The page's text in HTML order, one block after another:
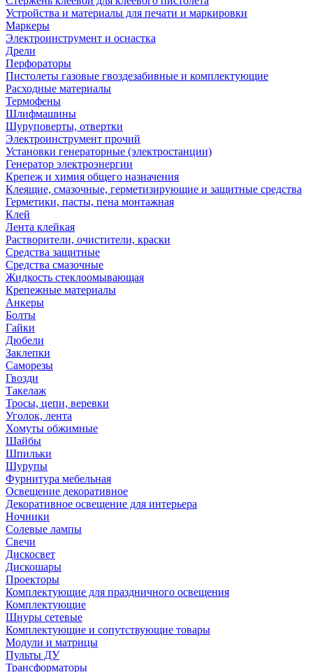
Устройства и материалы для печати и маркировки
Маркеры
Электроинструмент и оснастка
Дрели
Перфораторы
Пистолеты газовые гвоздезабивные и комплектующие
Расходные материалы
Термофены
Шлифмашины
Шуруповерты, отвертки
Электроинструмент прочий
Установки генераторные (электростанции)
Генератор электроэнергии
Крепеж и химия общего назначения
Клеящие, смазочные, герметизирующие и защитные средства
Герметики, пасты, пена монтажная
Клей
Лента клейкая
Растворители, очистители, краски
Средства защитные
Средства смазочные
Жидкость стеклоомывающая
Крепежные материалы
Анкеры
Болты
Гайки
Дюбели
Заклепки
Саморезы
Гвозди
Такелаж
Тросы, цепи, веревки
Уголок, лента
Хомуты обжимные
Шайбы
Шпильки
Шурупы
Фурнитура мебельная
Освещение декоративное
Декоративное освещение для интерьера
Ночники
Солевые лампы
Свечи
Дискосвет
Дискошары
Проекторы
Комплектующие для праздничного освещения
Комплектующие
Шнуры сетевые
Комплектующие и сопутствующие товары
Модули и матрицы
Пульты ДУ
Трансформаторы